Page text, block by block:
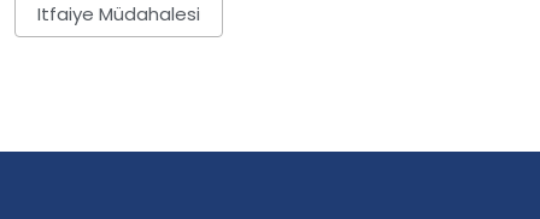
Itfaiye Müdahalesi